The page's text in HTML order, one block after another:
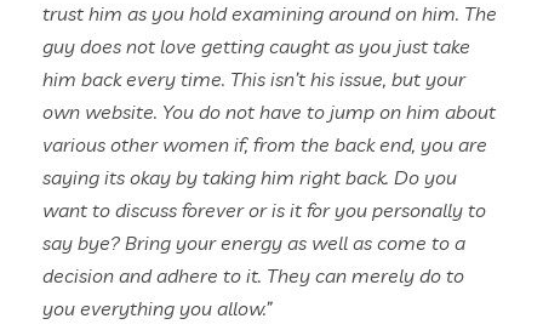
trust him as you hold examining around on him. The
guy does not love getting caught as you just take
him back every time. This isn’t his issue, but your
own website. You do not have to jump on him about
various other women if, from the back end, you are
saying its okay by taking him right back. Do you
want to discuss forever or is it for you personally to
say bye? Bring your energy as well as come to a
decision and adhere to it. They can merely do to
you everything you allow.”